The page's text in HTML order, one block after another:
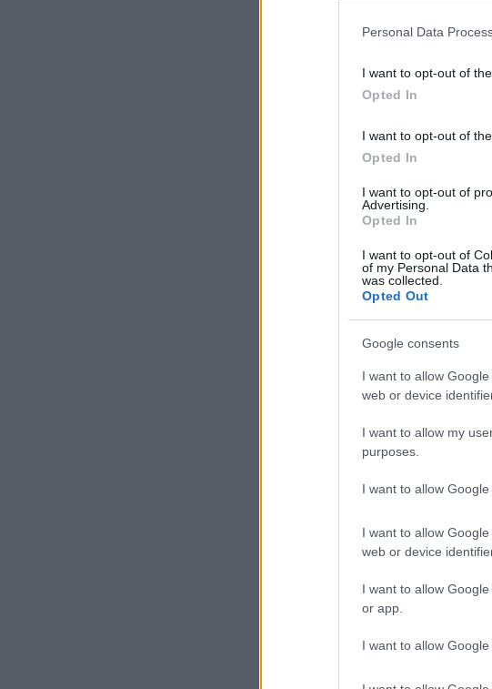
Personal Data
I want to opt-out of
Opted In
I want to opt-out of
Opted In
I want to opt-out of
Advertising.
Opted In
I want to opt-out of
of my Personal Data
was collected.
Opted Out
Google consents
I want to allow
web or device
I want to allow my
purposes.
I want to allow
I want to allow
web or device
I want to allow
or app.
I want to allow